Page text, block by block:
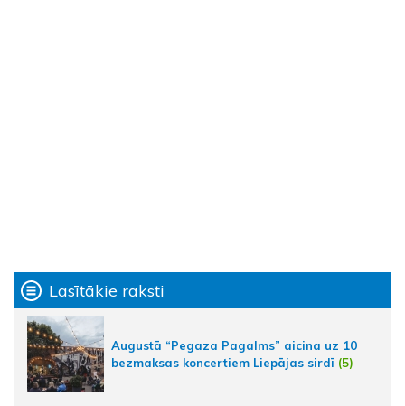
Lasītākie raksti
Augustā “Pegaza Pagalms” aicina uz 10
bezmaksas koncertiem Liepājas sirdī (5)